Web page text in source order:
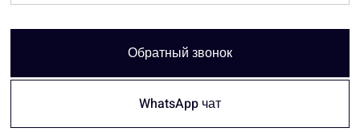
Обратный звонок
WhatsApp чат